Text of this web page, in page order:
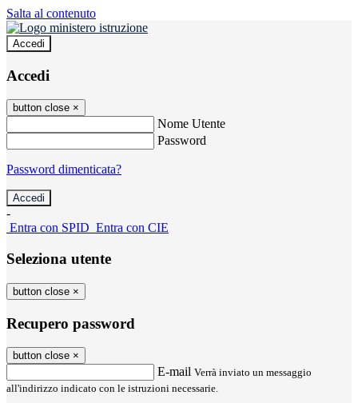
Salta al contenuto
Accedi
Accedi
button close ×
Nome Utente
Password
Password dimenticata?
-
Entra con SPID Entra con CIE
Seleziona utente
button close ×
Recupero password
button close ×
E-mail Verrà inviato un messaggio
all'indirizzo indicato con le istruzioni necessarie.